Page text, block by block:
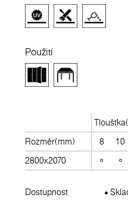
Použití
Rozměr(mm)
8 10
2800x2070
Dostupnost